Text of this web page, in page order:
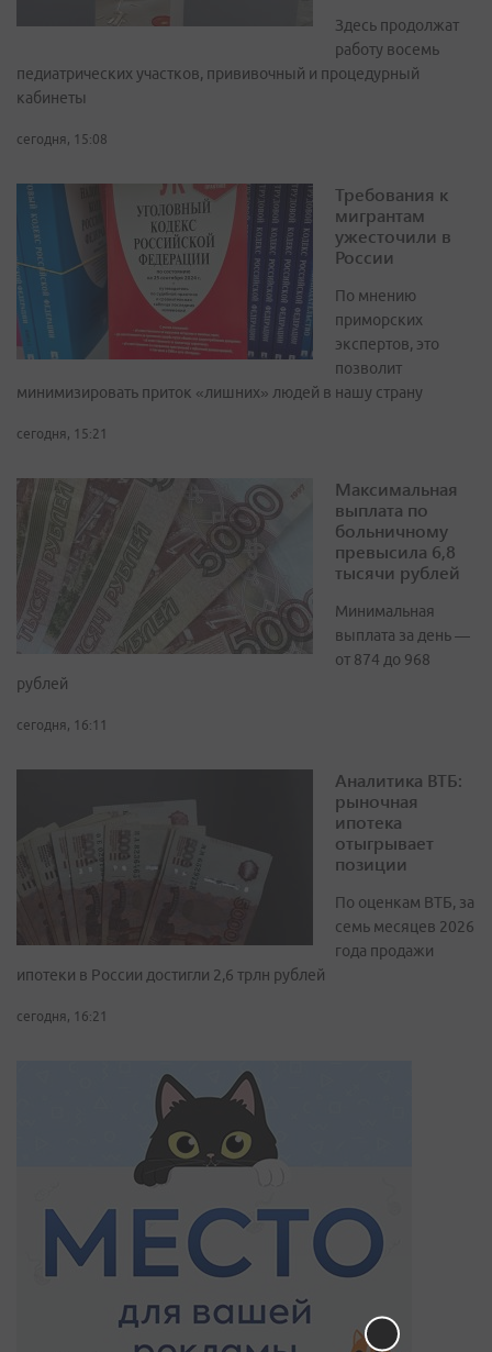
Здесь продолжат
работу восемь
педиатрических участков, прививочный и процедурный
кабинеты
сегодня, 15:08
Требования к
мигрантам
ужесточили в
России
По мнению
приморских
экспертов, это
позволит
минимизировать приток «лишних» людей в нашу страну
сегодня, 15:21
Максимальная
выплата по
больничному
превысила 6,8
тысячи рублей
Минимальная
выплата за день —
от 874 до 968
рублей
сегодня, 16:11
Аналитика ВТБ:
рыночная
ипотека
отыгрывает
позиции
По оценкам ВТБ, за
семь месяцев 2026
года продажи
ипотеки в России достигли 2,6 трлн рублей
сегодня, 16:21